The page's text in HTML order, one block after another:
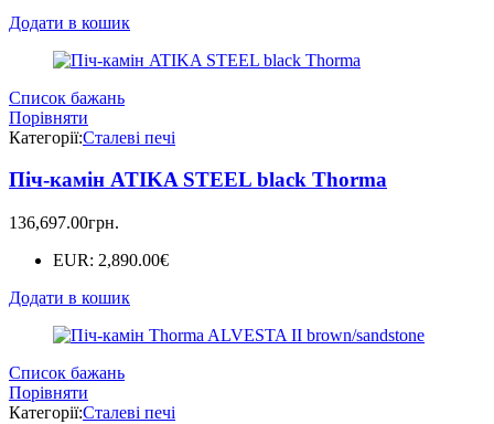
Додати в кошик
Список бажань
Порівняти
Категорії:Сталеві печі
Піч-камін ATIKA STEEL black Thorma
136,697.00грн.
EUR: 2,890.00€
Додати в кошик
Список бажань
Порівняти
Категорії:Сталеві печі